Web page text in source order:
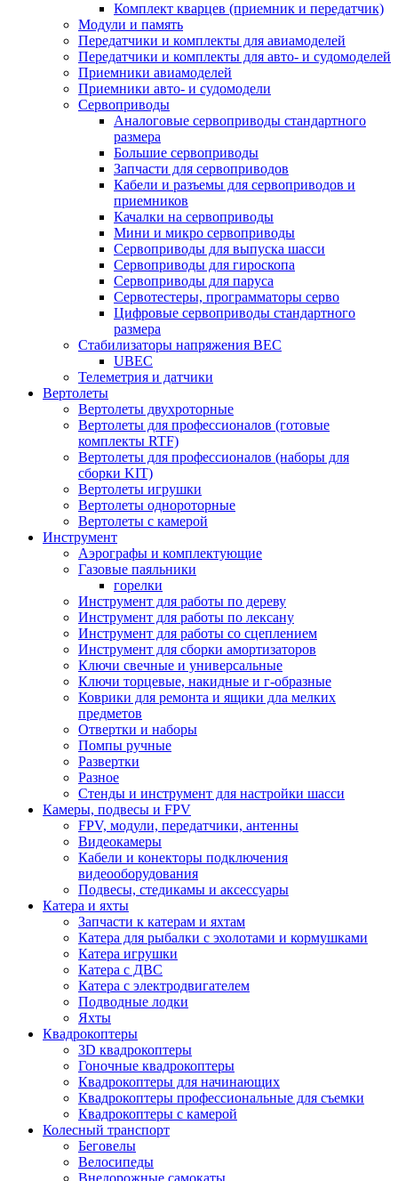
Комплект кварцев (приемник и передатчик)
Модули и память
Передатчики и комплекты для авиамоделей
Передатчики и комплекты для авто- и судомоделей
Приемники авиамоделей
Приемники авто- и судомодели
Сервоприводы
Аналоговые сервоприводы стандартного
размера
Большие сервоприводы
Запчасти для сервоприводов
Кабели и разъемы для сервоприводов и
приемников
Качалки на сервоприводы
Мини и микро сервоприводы
Сервоприводы для выпуска шасси
Сервоприводы для гироскопа
Сервоприводы для паруса
Сервотестеры, программаторы серво
Цифровые сервоприводы стандартного
размера
Стабилизаторы напряжения BEC
UBEC
Телеметрия и датчики
Вертолеты
Вертолеты двухроторные
Вертолеты для профессионалов (готовые
комплекты RTF)
Вертолеты для профессионалов (наборы для
сборки KIT)
Вертолеты игрушки
Вертолеты однороторные
Вертолеты с камерой
Инструмент
Аэрографы и комплектующие
Газовые паяльники
горелки
Инструмент для работы по дереву
Инструмент для работы по лексану
Инструмент для работы со сцеплением
Инструмент для сборки амортизаторов
Ключи свечные и универсальные
Ключи торцевые, накидные и г-образные
Коврики для ремонта и ящики дла мелких
предметов
Отвертки и наборы
Помпы ручные
Развертки
Разное
Стенды и инструмент для настройки шасси
Камеры, подвесы и FPV
FPV, модули, передатчики, антенны
Видеокамеры
Кабели и конекторы подключения
видеооборудования
Подвесы, стедикамы и аксессуары
Катера и яхты
Запчасти к катерам и яхтам
Катера для рыбалки с эхолотами и кормушками
Катера игрушки
Катера с ДВС
Катера с электродвигателем
Подводные лодки
Яхты
Квадрокоптеры
3D квадрокоптеры
Гоночные квадрокоптеры
Квадрокоптеры для начинающих
Квадрокоптеры профессиональные для съемки
Квадрокоптеры с камерой
Колесный транспорт
Беговелы
Велосипеды
Внедорожные самокаты